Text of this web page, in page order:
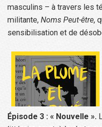
masculins – à travers les
militante, Noms Peut-être,
sensibilisation et de
Épisode 3 : « Nouvelle ».